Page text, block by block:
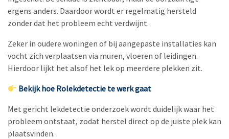
ergens anders. Daardoor wordt er regelmatig hersteld
zonder dat het probleem echt verdwijnt.
Zeker in oudere woningen of bij aangepaste installaties kan
vocht zich verplaatsen via muren, vloeren of leidingen.
Hierdoor lijkt het alsof het lek op meerdere plekken zit.
Bekijk hoe Rolekdetectie te werk gaat
Met gericht lekdetectie onderzoek wordt duidelijk waar het
probleem ontstaat, zodat herstel direct op de juiste plek kan
plaatsvinden.